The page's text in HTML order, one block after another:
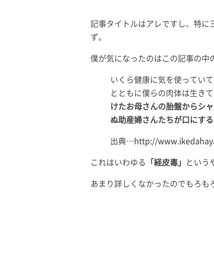
記事タイトルはアレですし、特に
ず。
僕が気になったのはこの記事の中
いくら健康に気を使ってい
とともに僕らの肉体は生きて
けたお母さんの胎盤からシ
ぬ助産婦さんたちが口にする
出典… http://
これはいわゆる 「経皮毒」 という
あまり詳しくなかったのでもろも